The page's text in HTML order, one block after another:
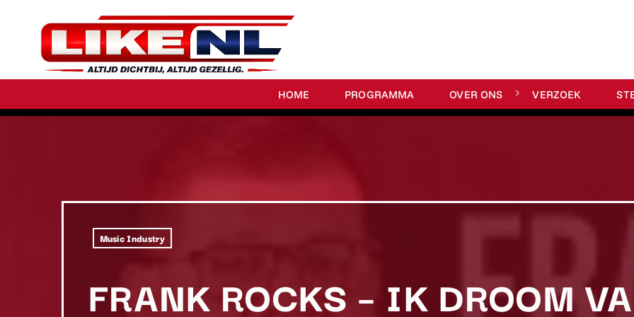
HOME PROGRAMMA OVER ONS VERZOEK
Music Industry
FRANK ROCKS – IK DROOM